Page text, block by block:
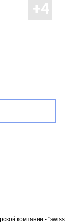
компании - "swiss